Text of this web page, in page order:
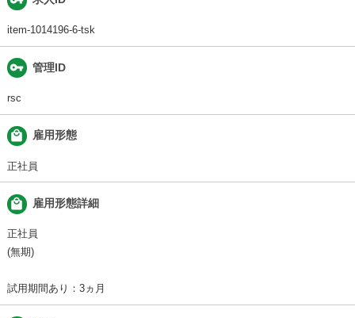
item-1014196-6-tsk
vpn_key 管理ID
rsc
local_mall 雇用形態
正社員
local_mall 雇用形態詳細
正社員
(無期)
試用期間あり：3ヵ月